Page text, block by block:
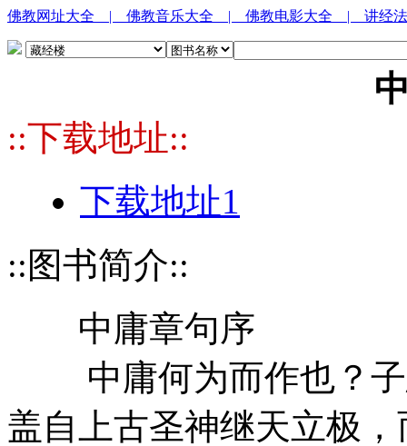
佛教网址大全 | 佛教音乐大全 | 佛教电影大全 | 讲经
::下载地址::
下载地址1
::图书简介::
中庸章句序
中庸何为而作也？子
盖自上古圣神继天立极